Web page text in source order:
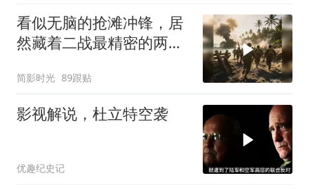
看似无脑的抢滩冲锋，居
然藏着二战最精密的两栖
简影时光 89跟贴
影视解说，杜立特空袭
优趣纪史记